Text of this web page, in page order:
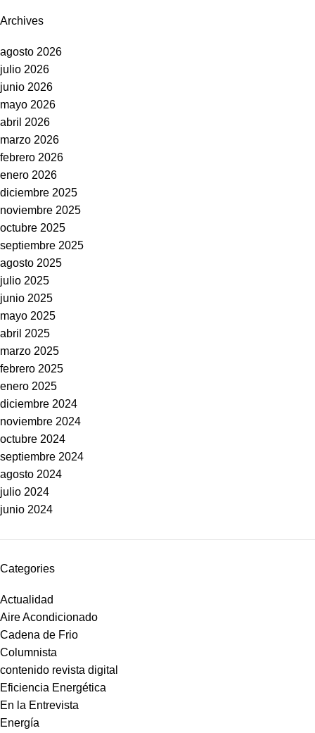
Archives
agosto 2026
julio 2026
junio 2026
mayo 2026
abril 2026
marzo 2026
febrero 2026
enero 2026
diciembre 2025
noviembre 2025
octubre 2025
septiembre 2025
agosto 2025
julio 2025
junio 2025
mayo 2025
abril 2025
marzo 2025
febrero 2025
enero 2025
diciembre 2024
noviembre 2024
octubre 2024
septiembre 2024
agosto 2024
julio 2024
junio 2024
Categories
Actualidad
Aire Acondicionado
Cadena de Frio
Columnista
contenido revista digital
Eficiencia Energética
En la Entrevista
Energía